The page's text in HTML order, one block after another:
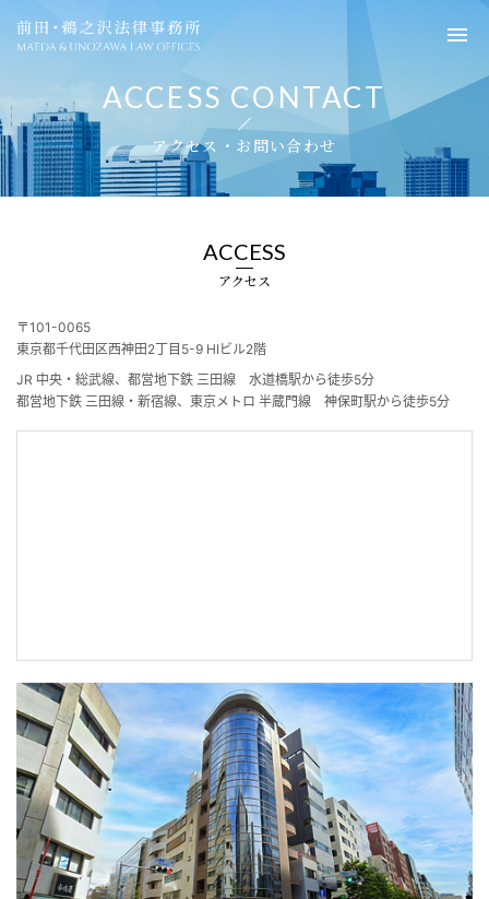
ACCESS CONTACT
アクセス・お問い合わせ
ACCESS
アクセス
〒101-0065
東京都千代田区西神田2丁目5-9 HIビル2階
JR 中央・総武線、都営地下鉄 三田線 水道橋駅から徒歩5分
都営地下鉄 三田線・新宿線、東京メトロ 半蔵門線 神保町駅から徒歩5分